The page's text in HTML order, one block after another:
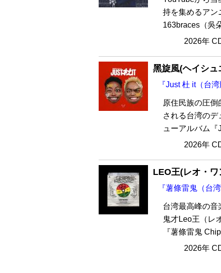
持を集めるアン
163braces（吳
2026年
黑旋風(ヘイシュ
『Just 杜 it（台
原住民族の圧
される台湾の
ューアルバム
2026年
LEO王(レオ・ワ
『薯條雷鬼（台
台湾最高峰の音
鬼才Leo王（レ
『薯條雷鬼
2026年